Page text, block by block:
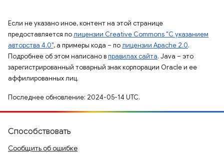
Если не указано иное, контент на этой странице
предоставляется полицензии Creative Commons "С указанием
авторства 4.0", а примеры кода – полицензии Apache 2.0.
Подробнее об этом написано вправилах сайта. Java – это
зарегистрированный товарный знак корпорации Oracle и ее
аффилированных лиц.
Последнее обновление: 2024-05-14 UTC.
Способствовать
Сообщить об ошибке